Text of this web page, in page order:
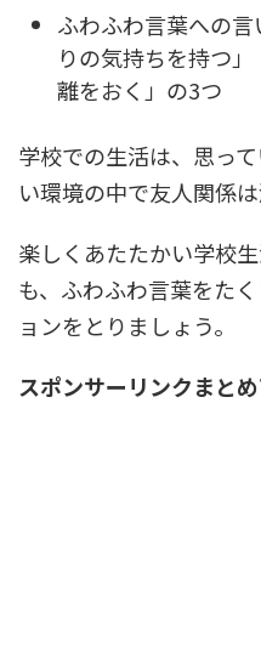
ふわふわ言葉への
りの気持ちを持つ
離をおく」の3つ
学校での生活は、思っ
い環境の中で友人関係
楽しくあたたかい学校
も、ふわふわ言葉をた
ョンをとりましょう。
スポンサーリンクまと